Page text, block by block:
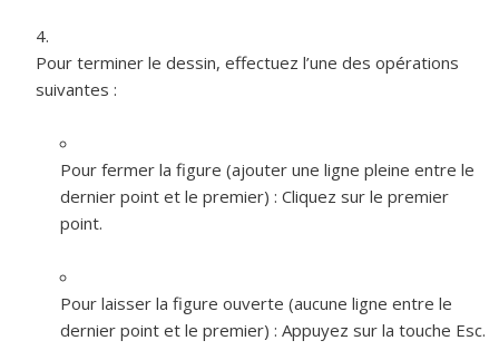
Pour terminer le dessin, effectuez l’une des opérations
suivantes :
Pour fermer la figure (ajouter une ligne pleine entre le
dernier point et le premier) : Cliquez sur le premier
point.
Pour laisser la figure ouverte (aucune ligne entre le
dernier point et le premier) : Appuyez sur la touche Esc.